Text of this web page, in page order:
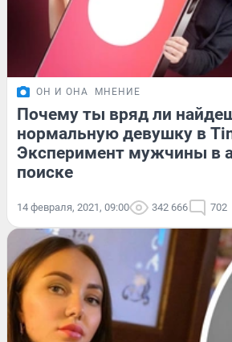
ОН И ОНА МНЕНИЕ
Почему ты вряд ли
нормальную девушку в
Эксперимент мужчины в
поиске
14 февраля, 2021, 09:00 342 666 702